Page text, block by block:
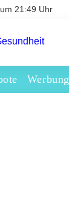
21:49 Uhr
Werbung